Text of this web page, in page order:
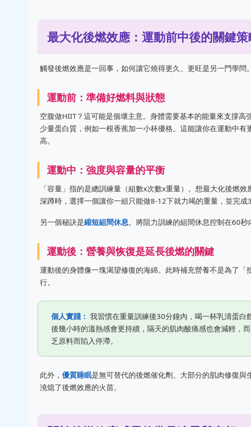
最大化後燃效應：運動前中後的關鍵
觸發後燃效應是一回事，如何讓它燒得更久、更旺是另一門學問
運動前：準備好燃料與狀態
空腹做HIIT？這可能是個壞主意。身體需要基本的能量來支撐
少量蛋白質，例如一根香蕉加一小杯優格。這能讓你在運動中
高。
運動中：強度與容量的平衡
「容量」指的是總訓練量（組數x次數x重量）。想最大化後燃
深蹲時，選擇一個讓你一組只能做8-12下就力竭的重量，並完成
另一個秘訣是縮短組間休息。將阻力訓練的組間休息控制在60秒
運動後：營養與恢復是延長後燃的關鍵
運動後的身體像一塊渴望修復的海綿。此時補充營養不是為了
行。
個人實踐： 我習慣在重量訓練後30分鐘內，喝一杯乳清蛋
後幾小時的溫熱感會更持續，隔天的肌肉酸痛感也會減輕，
乏原料而陷入停滯。
此外， 優質睡眠是無可替代的後燃催化劑。大部分的肌肉修復
澆熄了後燃效應的火苗。